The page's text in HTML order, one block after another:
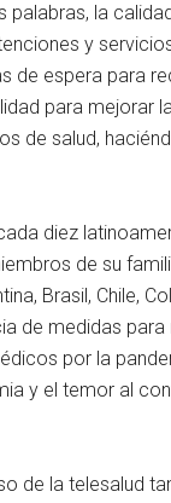
palabras, la
y
de espera para
para mejorar
de salud,
diez
de su
Brasil, Chile,
de medidas
por la
y el temor al
de la telesalud